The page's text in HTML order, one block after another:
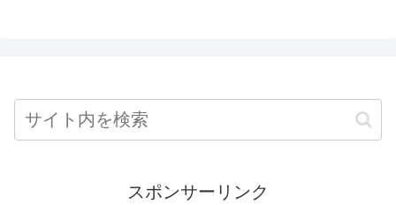
スポンサーリンク